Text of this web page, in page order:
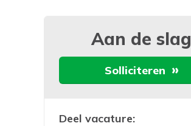
Aan de slag
Solliciteren
Deel vacature: